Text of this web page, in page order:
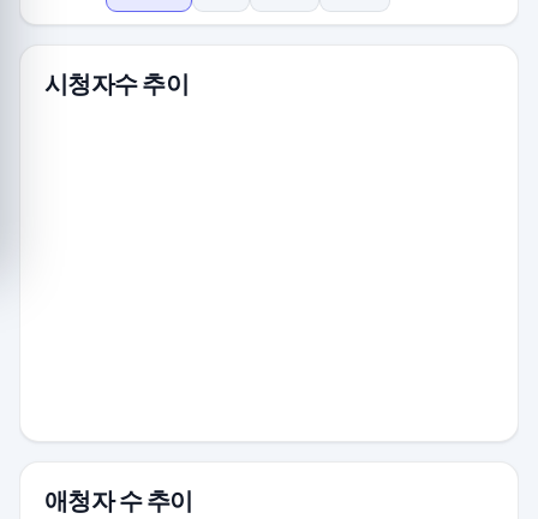
시청자수 추이
애청자 수 추이